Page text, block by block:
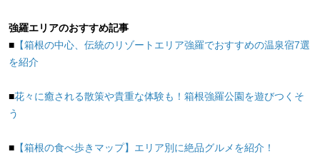
強羅エリアのおすすめ記事
■【箱根の中心、伝統のリゾートエリア強羅でおすすめの温泉宿7選
を紹介
■花々に癒される散策や貴重な体験も！箱根強羅公園を遊びつくそ
う
■【箱根の食べ歩きマップ】エリア別に絶品グルメを紹介！